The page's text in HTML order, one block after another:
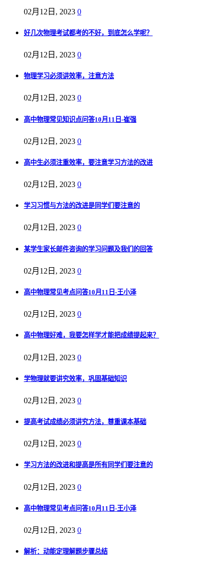
02月12日, 2023 0
好几次物理考试都考的不好，到底怎么学呢？
02月12日, 2023 0
物理学习必须讲效率，注意方法
02月12日, 2023 0
高中物理常见知识点问答10月11日-崔强
02月12日, 2023 0
高中生必须注重效率，要注意学习方法的改进
02月12日, 2023 0
学习习惯与方法的改进是同学们要注意的
02月12日, 2023 0
某学生家长邮件咨询的学习问题及我们的回答
02月12日, 2023 0
高中物理常见考点问答10月11日-王小泽
02月12日, 2023 0
高中物理好难，我要怎样学才能把成绩提起来？
02月12日, 2023 0
学物理就要讲究效率，巩固基础知识
02月12日, 2023 0
提高考试成绩必须讲究方法，尊重课本基础
02月12日, 2023 0
学习方法的改进和提高是所有同学们要注意的
02月12日, 2023 0
高中物理常见考点问答10月11日-王小泽
02月12日, 2023 0
解析：动能定理解题步骤总结